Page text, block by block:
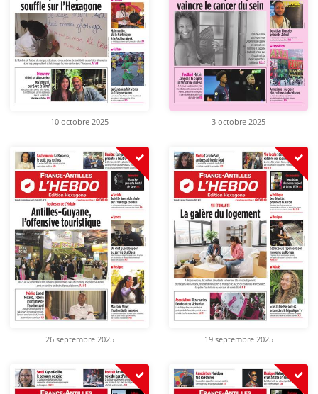
10 octobre 2025 3 octobre 2025
26 septembre 2025 19 septembre 2025